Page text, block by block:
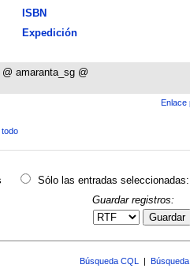
ISBN
Expedición
@ amaranta_sg @
Enlace
Sólo las entradas seleccionadas:
Guardar registros:
Guardar
Búsqueda CQL